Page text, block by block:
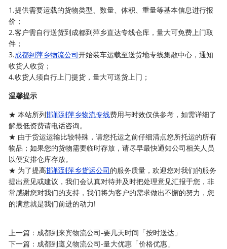
1.提供需要运载的货物类型、数量、体积、重量等基本信息进行报
价；
2.客户需自行送货到成都到萍乡直达专线仓库，量大可免费上门取
件；
3.成都到萍乡物流公司开始装车运载至送货地专线集散中心，通知
收货人收货；
4.收货人须自行上门提货，量大可送货上门；
温馨提示
★ 本站所列邯郸到萍乡物流专线费用与时效仅供参考，如需详细了
解最低资费请电话咨询。
★ 由于货运运输比较特殊，请您托运之前仔细清点您所托运的所有
物品；如果您的货物需要临时存放，请尽早最快通知公司相关人员
以便安排仓库存放。
★ 为了提高邯郸到萍乡货运公司的服务质量，欢迎您对我们的服务
提出意见或建议，我们会认真对待并及时把处理意见汇报于您，非
常感谢您对我们的支持，我们将为客户的需求做出不懈的努力，您
的满意就是我们前进的动力!
上一篇： 成都到来宾物流公司-要几天时间「按时送达」
下一篇： 成都到遵义物流公司-量大优惠「价格优惠」